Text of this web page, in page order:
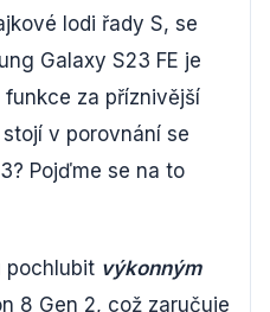
lodi řady S, se
Galaxy S23 FE je
za příznivější
v porovnání se
Pojďme se na to
pochlubit výkonným
8 Gen 2, což zaručuje